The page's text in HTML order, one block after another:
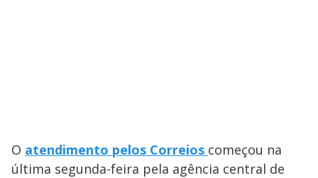
O atendimento pelos Correios começou na
última segunda-feira pela agência central de